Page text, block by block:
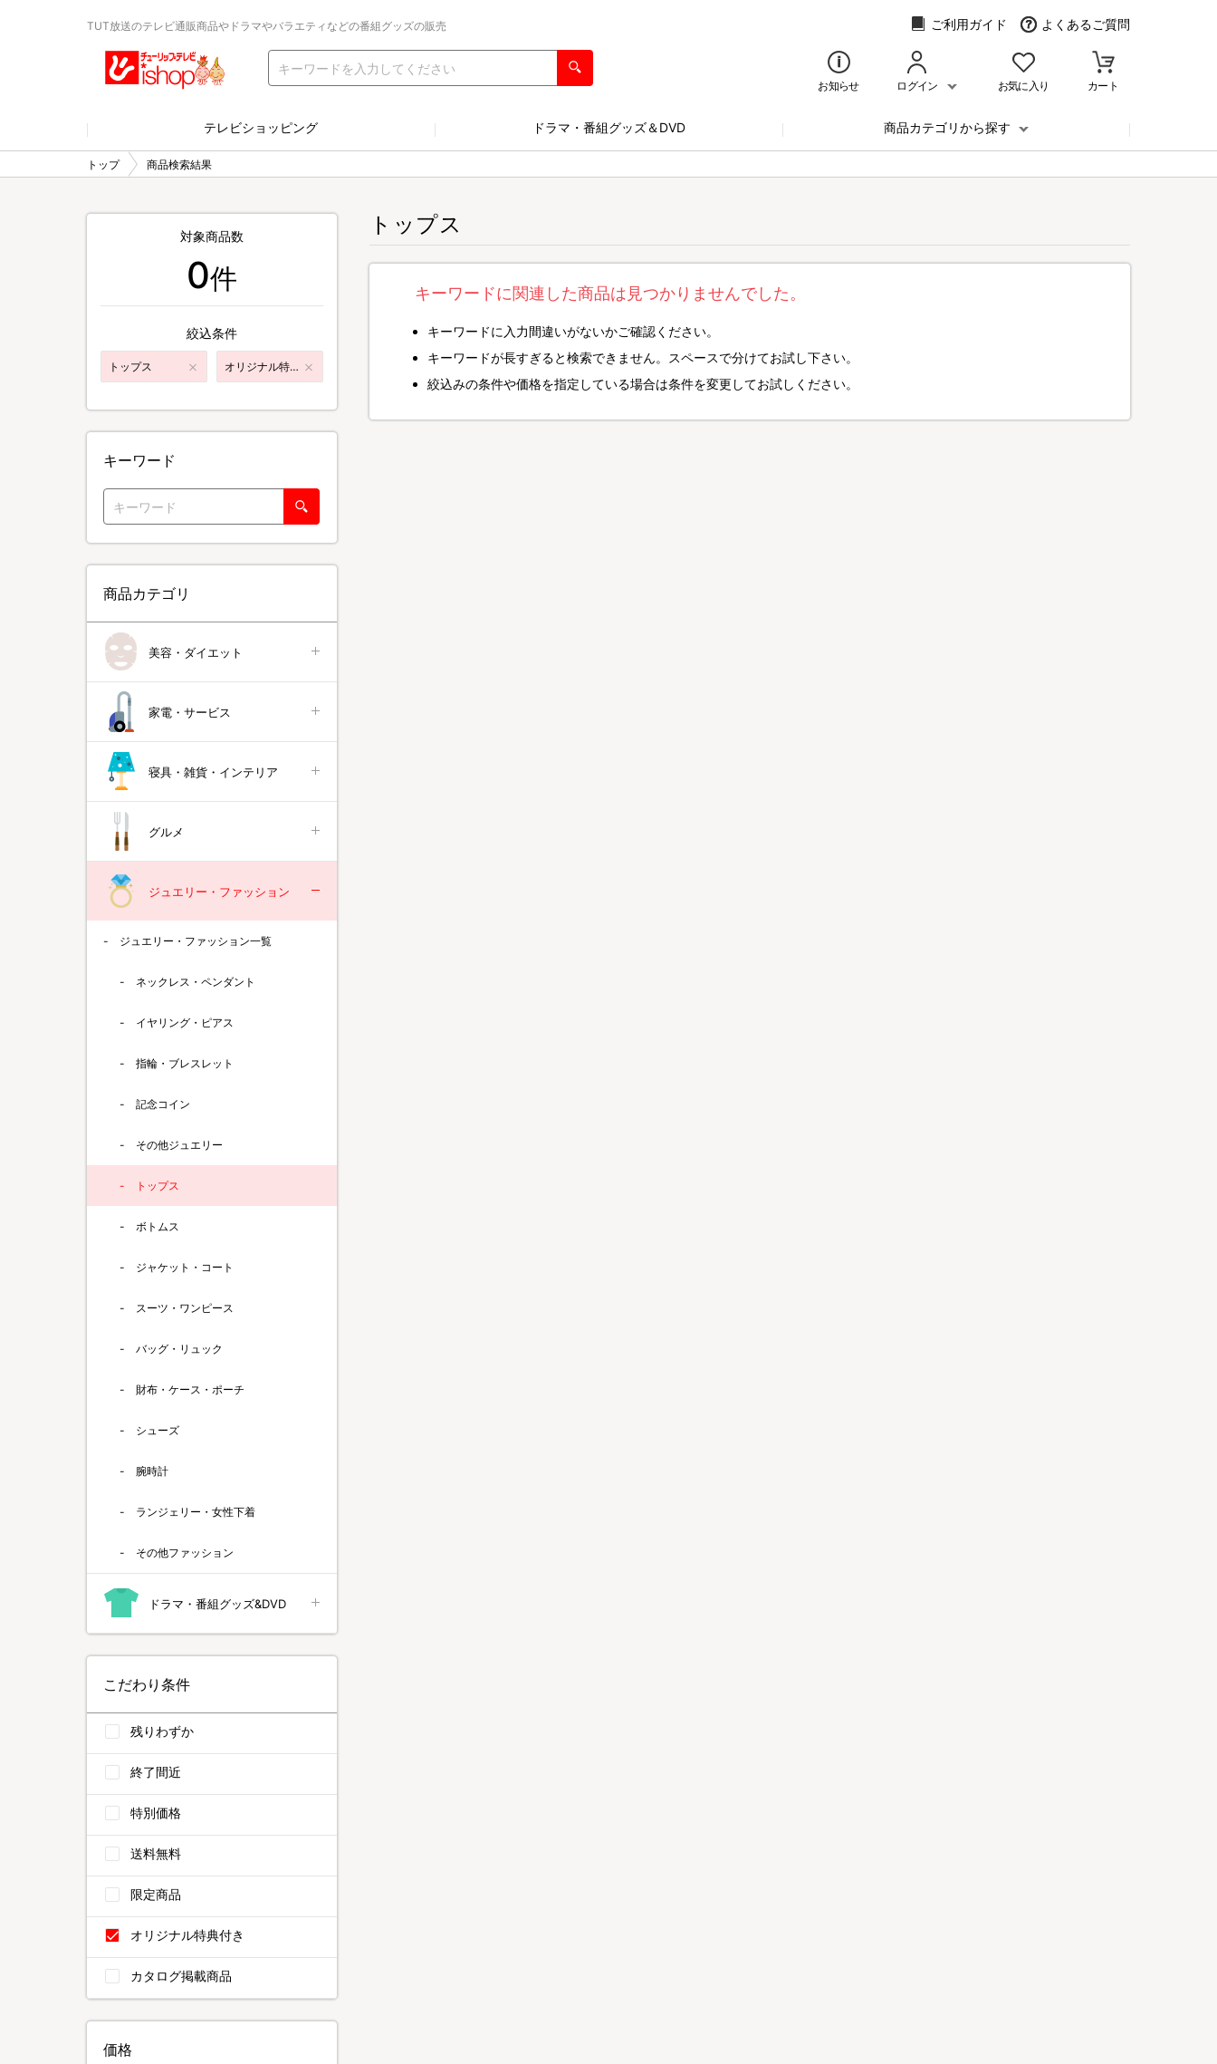
TUT放送のテレビ通販商品やドラマやバラエティなどの番組グッズの販売 ご利用ガイド よくあるご質問
お知らせ ログイン お気に入り カート
テレビショッピング ドラマ・番組グッズ＆DVD 商品カテゴリから探す
トップ 商品検索結果
トップス
キーワードに関連した商品は見つかりませんでした。
キーワードに入力間違いがないかご確認ください。
キーワードが長すぎると検索できません。スペースで分けてお試し下さい。
絞込みの条件や価格を指定している場合は条件を変更してお試しください。
対象商品数
0件
絞込条件
トップス オリジナル特典付き
キーワード
商品カテゴリ
美容・ダイエット
家電・サービス
寝具・雑貨・インテリア
グルメ
ジュエリー・ファッション
ジュエリー・ファッション一覧
ネックレス・ペンダント
イヤリング・ピアス
指輪・ブレスレット
記念コイン
その他ジュエリー
トップス
ボトムス
ジャケット・コート
スーツ・ワンピース
バッグ・リュック
財布・ケース・ポーチ
シューズ
腕時計
ランジェリー・女性下着
その他ファッション
ドラマ・番組グッズ&DVD
こだわり条件
残りわずか
終了間近
特別価格
送料無料
限定商品
オリジナル特典付き
カタログ掲載商品
価格